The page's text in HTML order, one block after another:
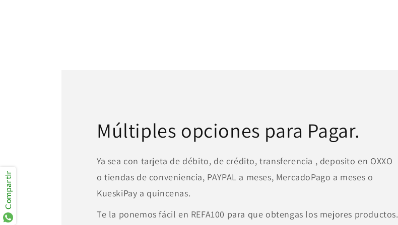
Múltiples opciones para Pagar.
Ya sea con tarjeta de débito, de crédito, transferencia , deposito en OXXO
o tiendas de conveniencia, PAYPAL a meses, MercadoPago a meses o
KueskiPay a quincenas.
Te la ponemos fácil en REFA100 para que obtengas los mejores productos.
Compartir